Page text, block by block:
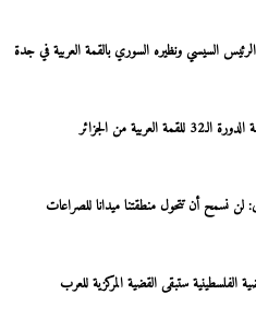
السيسي ونظيره السوري بالقمة العربية في جدة
العربية من الجزائر
لن نسمح أن تتحول منطقتنا ميدانا للصراعات
الفلسطينية ستبقى القضية المركزية للعرب